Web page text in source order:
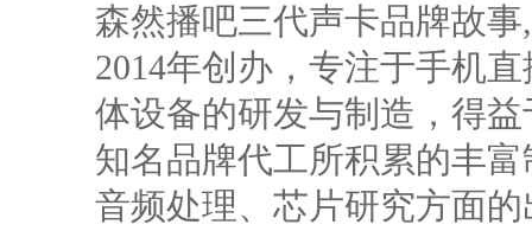
森然播吧三代声卡品牌故事
2014年创办，专注于手机
体设备的研发与制造，得
知名品牌代工所积累的丰
音频处理、芯片研究方面